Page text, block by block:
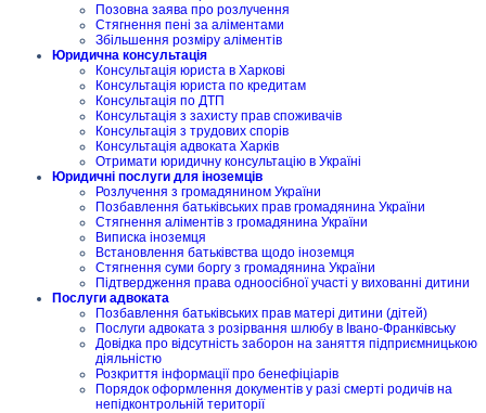
Позовна заява про розлучення
Стягнення пені за аліментами
Збільшення розміру аліментів
Юридична консультація
Консультація юриста в Харкові
Консультація юриста по кредитам
Консультація по ДТП
Консультація з захисту прав споживачів
Консультація з трудових спорів
Консультація адвоката Харків
Отримати юридичну консультацію в Україні
Юридичні послуги для іноземців
Розлучення з громадянином України
Позбавлення батьківських прав громадянина України
Стягнення аліментів з громадянина України
Виписка іноземця
Встановлення батьківства щодо іноземця
Стягнення суми боргу з громадянина України
Підтвердження права одноосібної участі у вихованні дитини
Послуги адвоката
Позбавлення батьківських прав матері дитини (дітей)
Послуги адвоката з розірвання шлюбу в Івано-Франківську
Довідка про відсутність заборон на заняття підприємницькою
діяльністю
Розкриття інформації про бенефіціарів
Порядок оформлення документів у разі смерті родичів на
непідконтрольній території